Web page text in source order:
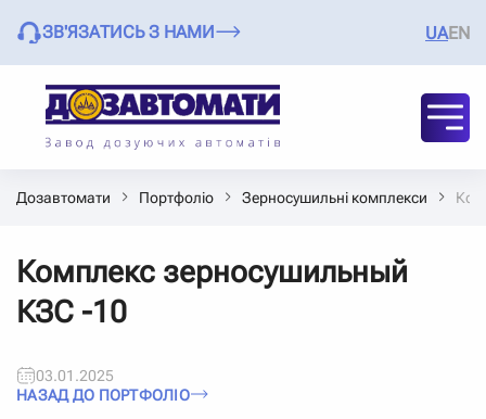
ЗВ'ЯЗАТИСЬ З НАМИ UAEN
Дозавтомати Портфоліо Зерносушильні комплекси
Комплекс зерносушильный
КЗС -10
03.01.2025
НАЗАД ДО ПОРТФОЛІО